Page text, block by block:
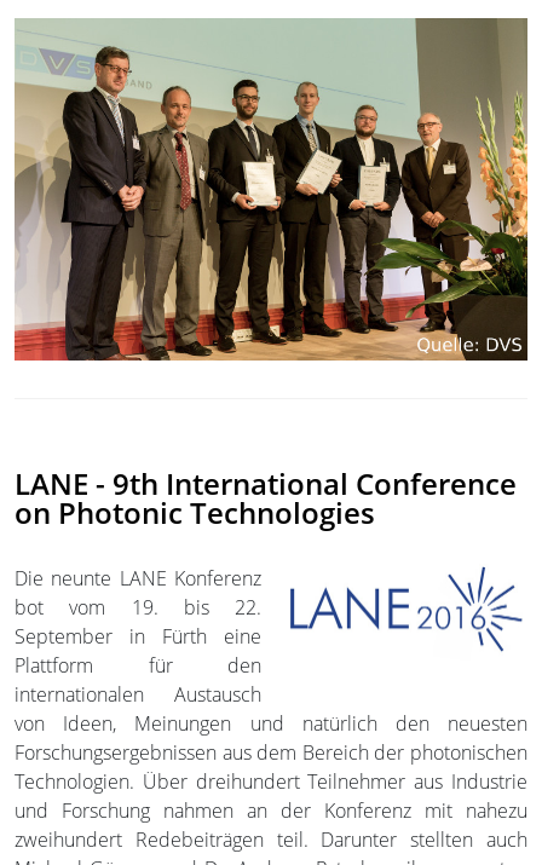
LANE - 9th International Conference
on Photonic Technologies
Die neunte LANE Konferenz
bot vom 19. bis 22.
September in Fürth eine
Plattform für den
internationalen Austausch
von Ideen, Meinungen und natürlich den neuesten
Forschungsergebnissen aus dem Bereich der photonischen
Technologien. Über dreihundert Teilnehmer aus Industrie
und Forschung nahmen an der Konferenz mit nahezu
zweihundert Redebeiträgen teil. Darunter stellten auch